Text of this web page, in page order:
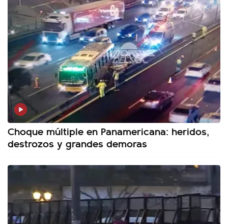
Choque múltiple en Panamericana: heridos,
destrozos y grandes demoras